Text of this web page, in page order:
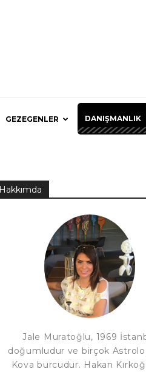
GEZEGENLER DANIŞMANLIK
Hakkımda
Jale Muratoğlu, 1969
doğumludur ve birçok
Kova burcudur. Hakan